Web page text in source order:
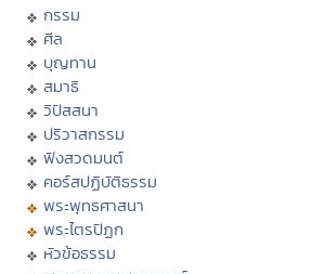
กรรม
ศีล
บุญทาน
สมาธิ
วิปัสสนา
ปริวาสกรรม
ฟังสวดมนต์
คอร์สปฏิบัติธรรม
พระพุทธศาสนา
พระไตรปิฏก
หัวข้อธรรม